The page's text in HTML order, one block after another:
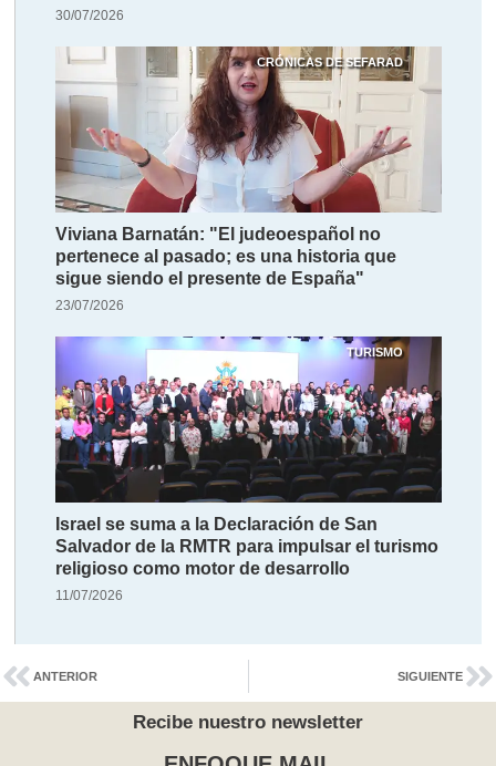
30/07/2026
CRÓNICAS DE SEFARAD
Viviana Barnatán: "El judeoespañol no
pertenece al pasado; es una historia que
sigue siendo el presente de España"
23/07/2026
TURISMO
Israel se suma a la Declaración de San
Salvador de la RMTR para impulsar el turismo
religioso como motor de desarrollo
11/07/2026
ANTERIOR SIGUIENTE
Recibe nuestro newsletter